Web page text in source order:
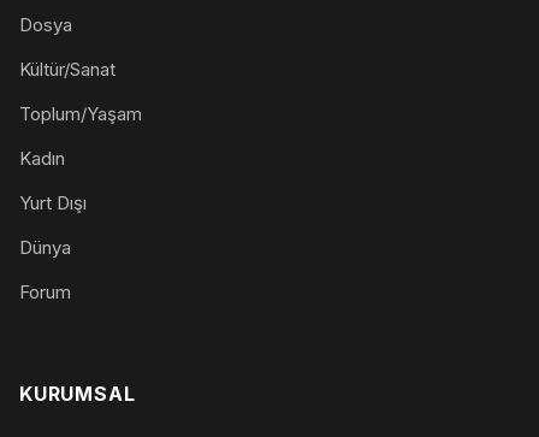
Dosya
Kültür/Sanat
Toplum/Yaşam
Kadın
Yurt Dışı
Dünya
Forum
KURUMSAL